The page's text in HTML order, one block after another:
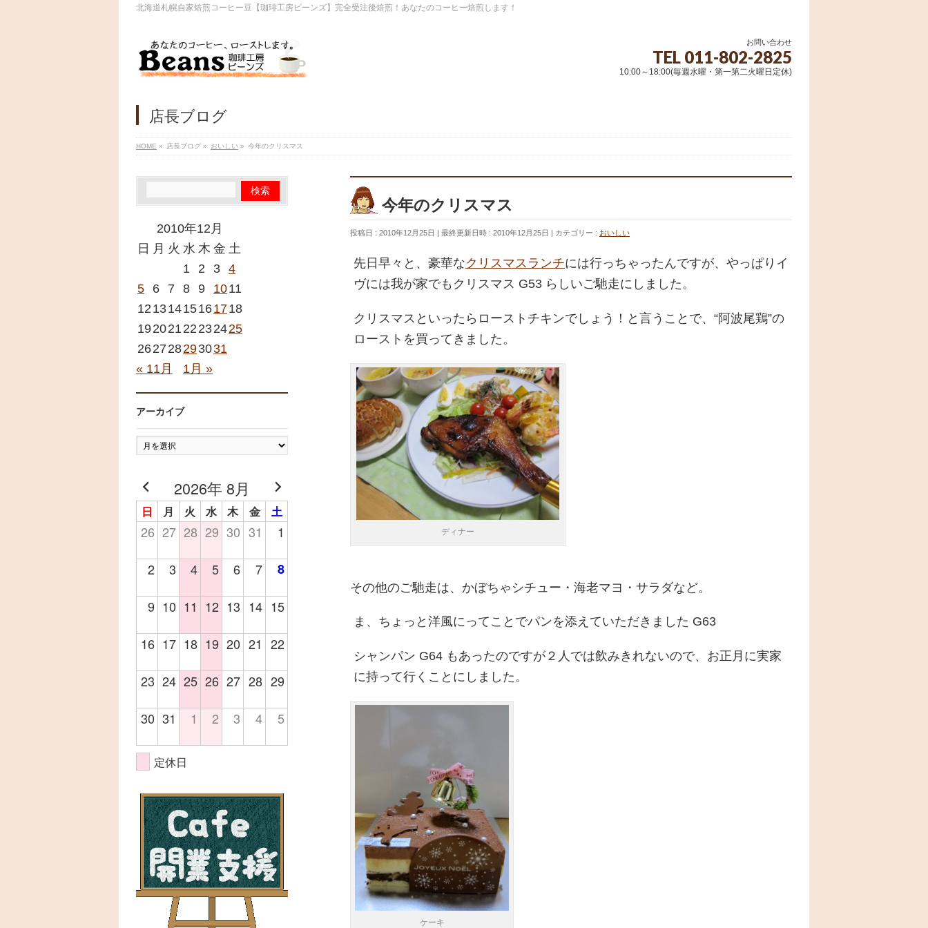
北海道札幌自家焙煎コーヒー豆【珈琲工房ビーンズ】完全受注後焙煎！あなたのコーヒー焙煎します！
お問い合わせ
TEL 011-802-2825
10:00～18:00(毎週水曜・第一第二火曜日定休)
店長ブログ
HOME » 店長ブログ » おいしい » 今年のクリスマス
今年のクリスマス
投稿日 : 2010年12月25日 最終更新日時 : 2010年12月25日 カテゴリー : おいしい
先日早々と、豪華なクリスマスランチには行っちゃったんですが、やっぱりイ
ヴには我が家でもクリスマス G53 らしいご馳走にしました。
クリスマスといったらローストチキンでしょう！と言うことで、“阿波尾鶏”の
ローストを買ってきました。
ディナー
その他のご馳走は、かぼちゃシチュー・海老マヨ・サラダなど。
ま、ちょっと洋風にってことでパンを添えていただきました G63
シャンパン G64 もあったのですが２人では飲みきれないので、お正月に実家
に持って行くことにしました。
ケーキ
2010年12月
日 月 火 水 木 金 土
1
2 3 4
5
6 7 8 9 1011
12 131415161718
19202122 232425
2627 28293031
« 11月
1月 »
アーカイブ
ア
ー
イ
ブ
2026年 8月
日 月 火 水 木 金 土
26 27 28 29 30 31 1
2 3 4 5 6 7 8
9 10 11 12 13 14 15
16 17 18 19 20 21 22
23 24 25 26 27 28 29
30 31 1 2 3 4 5
定休日